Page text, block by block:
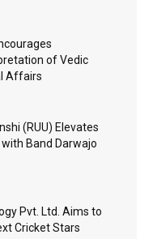
of Vedic
Affairs
(RUU) Elevates
Band Darwajo
Pvt. Ltd. Aims to
Cricket Stars